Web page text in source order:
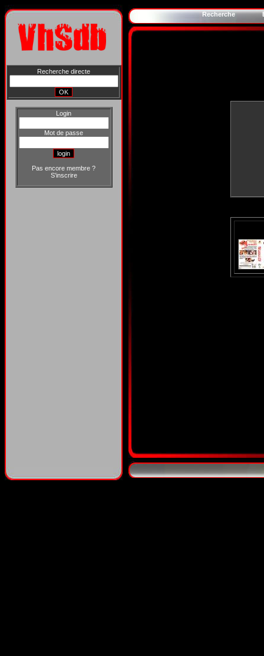
Recherche directe
Login
Mot de passe
Pas encore membre ?
S'inscrire
Recherche